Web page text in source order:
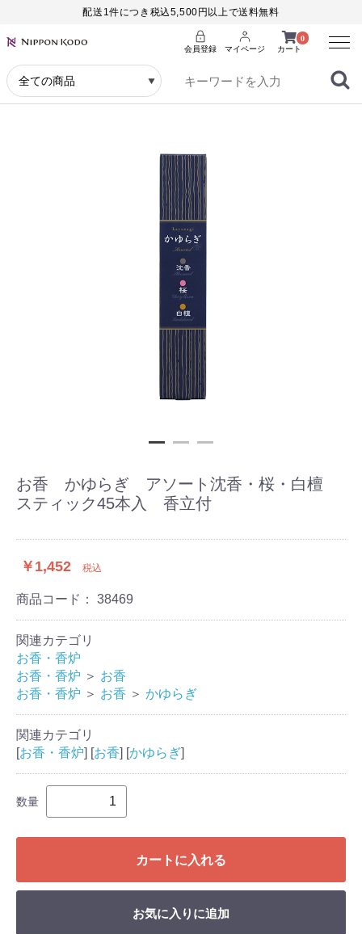
配送1件につき税込5,500円以上で送料無料
0
カート
会員登録 マイページ
Menu
お香 かゆらぎ アソート沈香・桜・白檀
スティック45本入 香立付
￥1,452 税込
商品コード： 38469
関連カテゴリ
お香・香炉
お香・香炉 ＞ お香
お香・香炉 ＞ お香 ＞ かゆらぎ
関連カテゴリ
[お香・香炉] [お香] [かゆらぎ]
数量
カートに入れる
お気に入りに追加